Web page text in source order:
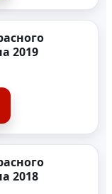
2019
2018